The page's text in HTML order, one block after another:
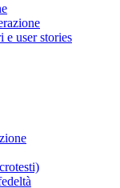
e user stories